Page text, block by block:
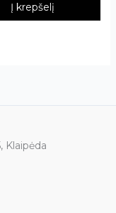
Į krepšelį
Klaipėda